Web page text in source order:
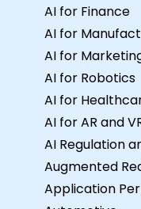
AI for Finance
AI for
AI for
AI for Robotics
AI for
AI for AR and
AI Regulation
Augmented
Application